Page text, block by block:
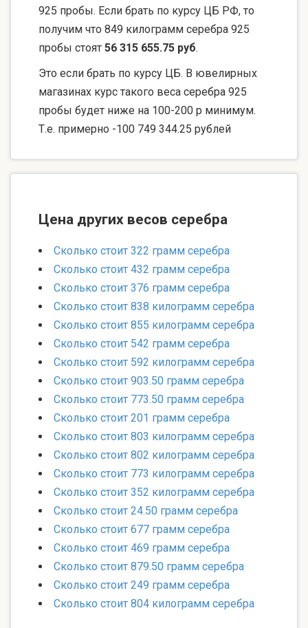
925 пробы. Если брать по курсу ЦБ РФ, то
получим что 849 килограмм серебра 925
пробы стоят 56 315 655.75 руб.
Это если брать по курсу ЦБ. В ювелирных
магазинах курс такого веса серебра 925
пробы будет ниже на 100-200 р минимум.
Т.е. примерно -100 749 344.25 рублей
Цена других весов серебра
Сколько стоит 322 грамм серебра
Сколько стоит 432 грамм серебра
Сколько стоит 376 грамм серебра
Сколько стоит 838 килограмм серебра
Сколько стоит 855 килограмм серебра
Сколько стоит 542 грамм серебра
Сколько стоит 592 килограмм серебра
Сколько стоит 903.50 грамм серебра
Сколько стоит 773.50 грамм серебра
Сколько стоит 201 грамм серебра
Сколько стоит 803 килограмм серебра
Сколько стоит 802 килограмм серебра
Сколько стоит 773 килограмм серебра
Сколько стоит 352 килограмм серебра
Сколько стоит 24.50 грамм серебра
Сколько стоит 677 грамм серебра
Сколько стоит 469 грамм серебра
Сколько стоит 879.50 грамм серебра
Сколько стоит 249 грамм серебра
Сколько стоит 804 килограмм серебра